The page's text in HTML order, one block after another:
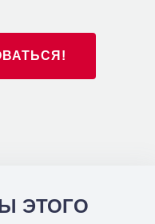
ЭТОГО